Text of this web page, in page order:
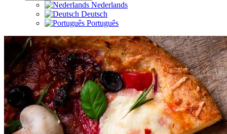
Nederlands
Deutsch
Português